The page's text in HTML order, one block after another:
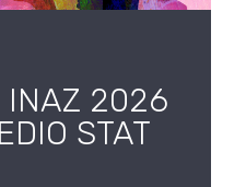
INAZ 2026
STAT